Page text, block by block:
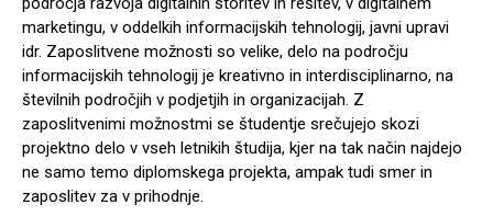
marketingu, v oddelkih informacijskih tehnologij, javni upravi
idr. Zaposlitvene možnosti so velike, delo na področju
informacijskih tehnologij je kreativno in interdisciplinarno, na
številnih področjih v podjetjih in organizacijah. Z
zaposlitvenimi možnostmi se študentje srečujejo skozi
projektno delo v vseh letnikih študija, kjer na tak način najdejo
ne samo temo diplomskega projekta, ampak tudi smer in
zaposlitev za v prihodnje.